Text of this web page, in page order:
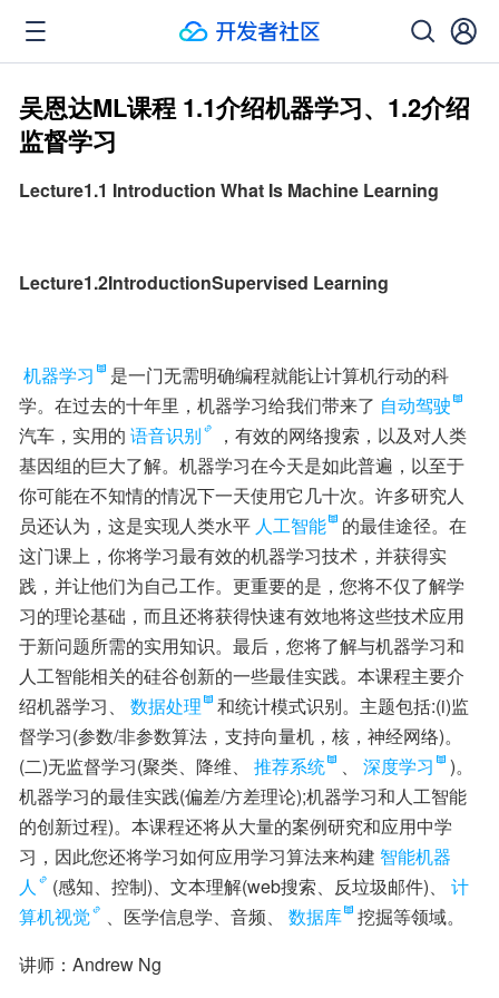
吴恩达ML课程 1.1介绍机器学习、1.2介绍
监督学习
Lecture1.1 Introduction What Is Machine Learning
Lecture1.2IntroductionSupervised Learning
机器学习
是一门无需明确编程就能让计算机行动的科
学。在过去的十年里，机器学习给我们带来了 自动驾驶
汽车，实用的 语音识别
，有效的网络搜索，以及对人类
基因组的巨大了解。机器学习在今天是如此普遍，以至于
你可能在不知情的情况下一天使用它几十次。许多研究人
员还认为，这是实现人类水平 人工智能
的最佳途径。在
这门课上，你将学习最有效的机器学习技术，并获得实
践，并让他们为自己工作。更重要的是，您将不仅了解学
习的理论基础，而且还将获得快速有效地将这些技术应用
于新问题所需的实用知识。最后，您将了解与机器学习和
人工智能相关的硅谷创新的一些最佳实践。本课程主要介
绍机器学习、
数据处理
和统计模式识别。主题包括:(i)监
督学习(参数/非参数算法，支持向量机，核，神经网络)。
(二)无监督学习(聚类、降维、
推荐系统 、 深度学习
)。
机器学习的最佳实践(偏差/方差理论);机器学习和人工智能
的创新过程)。本课程还将从大量的案例研究和应用中学
习，因此您还将学习如何应用学习算法来构建 智能机器
人
(感知、控制)、文本理解(web搜索、反垃圾邮件)、
计
算机视觉
、医学信息学、音频、 数据库
挖掘等领域。
讲师：Andrew Ng